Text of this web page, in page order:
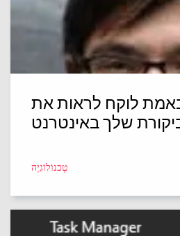
לוקח לראות את
שלך באינטרנט
טֶכנוֹלוֹגִיָה